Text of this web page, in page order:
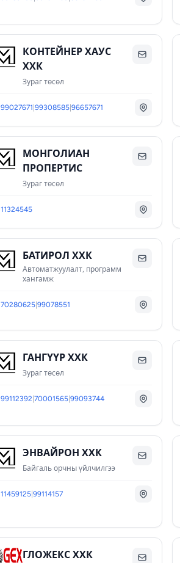
КОНТЕЙНЕР ХАУС
ХХК
Зураг төсөл
99027671 |99308585 |96657671
МОНГОЛИАН
ПРОПЕРТИС
Зураг төсөл
11324545
БАТИРОЛ ХХК
Автоматжуулалт, программ
хангамж
70280625 |99078551
ΓΑΗΓΥΥΡ ХХК
Зураг төсөл
99112392 |70001565 |99093744
ЭНВАЙРОН ХХК
Байгаль орчны үйлчилгээ
11459125 |99114157
ГЛОЖЕКС ХХК